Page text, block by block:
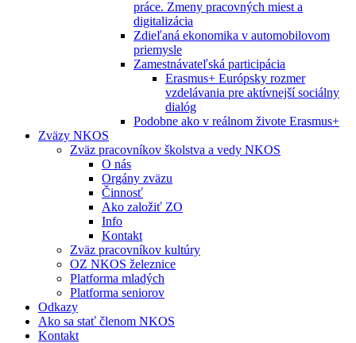
práce. Zmeny pracovných miest a
digitalizácia
Zdieľaná ekonomika v automobilovom
priemysle
Zamestnávateľská participácia
Erasmus+ Európsky rozmer
vzdelávania pre aktívnejší sociálny
dialóg
Podobne ako v reálnom živote Erasmus+
Zväzy NKOS
Zväz pracovníkov školstva a vedy NKOS
O nás
Orgány zväzu
Činnosť
Ako založiť ZO
Info
Kontakt
Zväz pracovníkov kultúry
OZ NKOS železnice
Platforma mladých
Platforma seniorov
Odkazy
Ako sa stať členom NKOS
Kontakt